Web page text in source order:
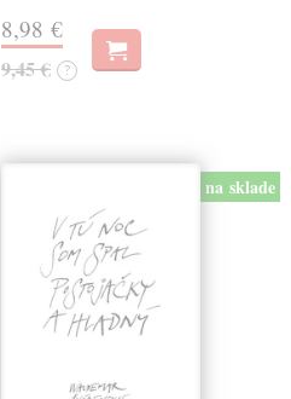
8,98 €
9,45 € ?
na sklade